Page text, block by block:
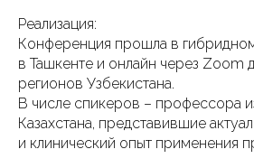
Реализация:
Конференция прошла в
в Ташкенте и онлайн через Zoom
регионов Узбекистана.
В числе спикеров – профессора
Казахстана, представившие
и клинический опыт применения